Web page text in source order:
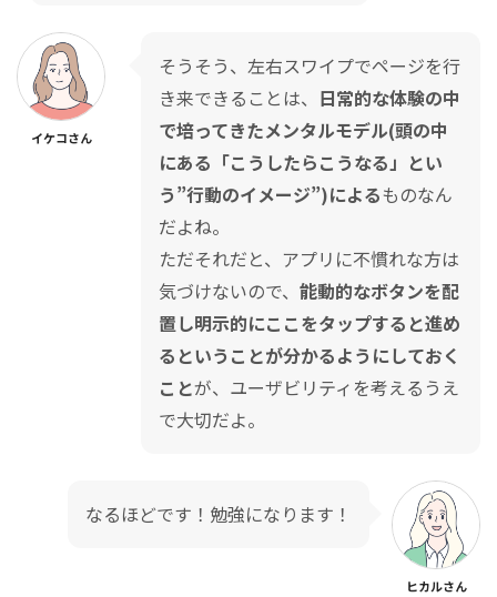
イケコさん
そうそう、左右スワイプでページを行
き来できることは、 日常的な体験の中
で培ってきたメンタルモデル(頭の中
にある「こうしたらこうなる」とい
う”行動のイメージ”)によるものなん
だよね。
ただそれだと、アプリに不慣れな方は
気づけないので、 能動的なボタンを配
置し明示的にここをタップすると進め
るということが分かるようにしておく
ことが、ユーザビリティを考えるうえ
で大切だよ。
なるほどです！勉強になります！
ヒカルさん